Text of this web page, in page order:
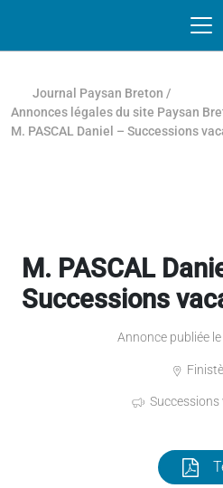
Journal Paysan Breton /
Annonces légales du site Paysan
M. PASCAL Daniel – Successions
M. PASCAL
Successions
Annonce publiée